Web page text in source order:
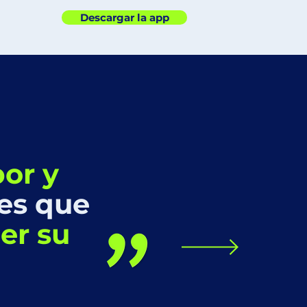
Descargar la app
y
que
su